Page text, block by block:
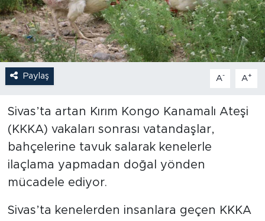
Paylaş A- A+
Sivas’ta artan Kırım Kongo Kanamalı Ateşi
(KKKA) vakaları sonrası vatandaşlar,
bahçelerine tavuk salarak kenelerle
ilaçlama yapmadan doğal yönden
mücadele ediyor.
Sivas’ta kenelerden insanlara geçen KKKA